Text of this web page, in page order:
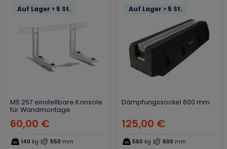
Auf Lager > 5 St.
MS 257 einstellbare Konsole
für Wandmontage
60,00 €
140 kg 550 mm
Auf Lager > 5 St.
Dämpfungssockel 600 mm
125,00 €
560 kg 600 mm